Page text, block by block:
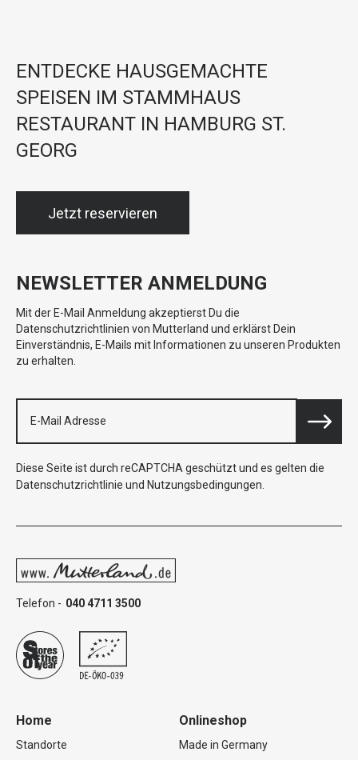
ENTDECKE HAUSGEMACHTE
SPEISEN IM STAMMHAUS
RESTAURANT IN HAMBURG ST.
GEORG
Jetzt reservieren
NEWSLETTER ANMELDUNG
Mit der E-Mail Anmeldung akzeptierst Du die
Datenschutzrichtlinien von Mutterland und erklärst Dein
Einverständnis, E-Mails mit Informationen zu unseren Produkten
zu erhalten.
Diese Seite ist durch reCAPTCHA geschützt und es gelten die
Datenschutzrichtlinie und Nutzungsbedingungen
Telefon - 040 4711 3500
Home
Standorte
Onlineshop
Made in Germany